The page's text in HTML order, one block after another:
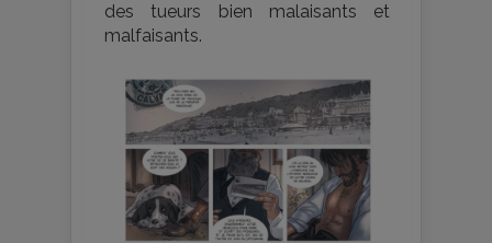
des tueurs bien malaisants et
malfaisants.